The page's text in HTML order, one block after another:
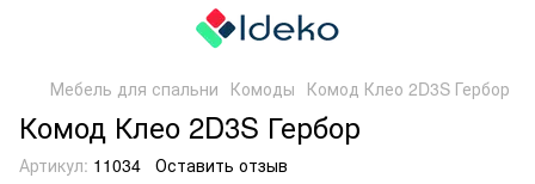
Мебель для спальни Комоды Комод Клео 2D3S Гербор
Комод Клео 2D3S Гербор
Артикул: 11034 Оставить отзыв